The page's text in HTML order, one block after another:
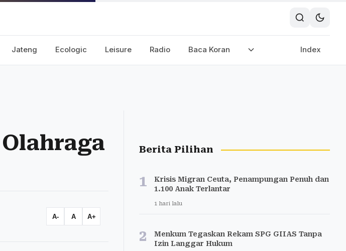
Jateng Ecologic Leisure Radio Baca Koran Index
A- A A+
Berita Pilihan
1
Krisis Migran Ceuta, Penampungan Penuh dan
1.100 Anak Terlantar
1 hari lalu
2
Menkum Tegaskan Rekam SPG GIIAS Tanpa
Izin Langgar Hukum